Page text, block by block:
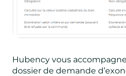
Hubency vous
dossier de demande